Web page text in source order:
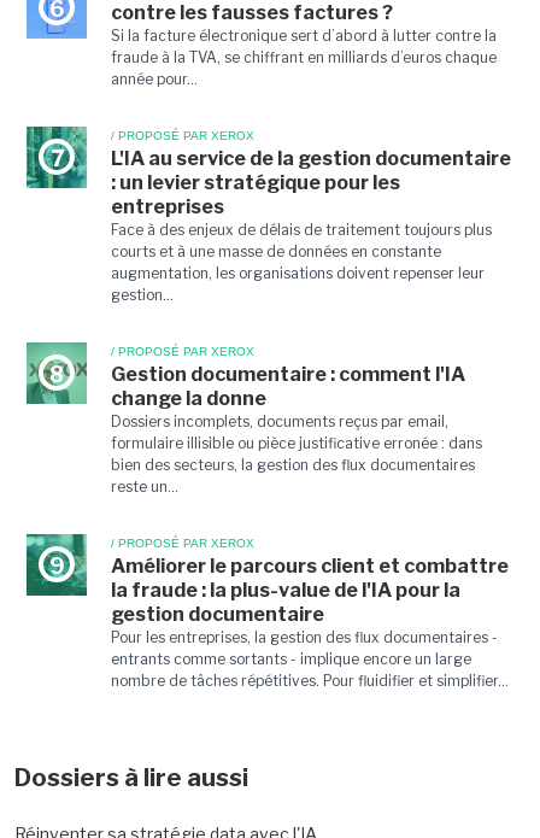
6 contre les fausses factures ?
Si la facture électronique sert d’abord à lutter contre la
fraude à la TVA, se chiffrant en milliards d’euros chaque
année pour...
7
/ PROPOSÉ PAR XEROX
L'IA au service de la gestion documentaire
: un levier stratégique pour les
entreprises
Face à des enjeux de délais de traitement toujours plus
courts et à une masse de données en constante
augmentation, les organisations doivent repenser leur
gestion...
8
/ PROPOSÉ PAR XEROX
Gestion documentaire : comment l'IA
change la donne
Dossiers incomplets, documents reçus par email,
formulaire illisible ou pièce justificative erronée : dans
bien des secteurs, la gestion des flux documentaires
reste un...
9
/ PROPOSÉ PAR XEROX
Améliorer le parcours client et combattre
la fraude : la plus-value de l'IA pour la
gestion documentaire
Pour les entreprises, la gestion des flux documentaires -
entrants comme sortants - implique encore un large
nombre de tâches répétitives. Pour fluidifier et simplifier...
Dossiers à lire aussi
Réinventer sa stratégie data avec l'IA